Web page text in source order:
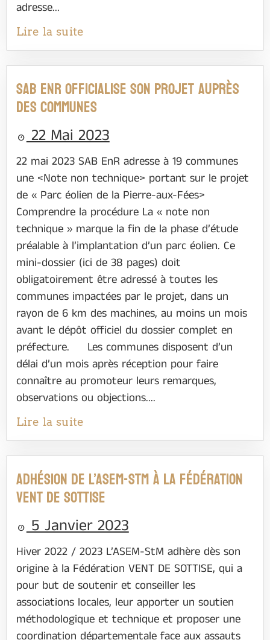
adresse...
Lire la suite
SAB ENR OFFICIALISE SON PROJET AUPRÈS
DES COMMUNES
22 Mai 2023
22 mai 2023 SAB EnR adresse à 19 communes
une <Note non technique> portant sur le projet
de « Parc éolien de la Pierre-aux-Fées>
Comprendre la procédure La « note non
technique » marque la fin de la phase d’étude
préalable à l’implantation d’un parc éolien. Ce
mini-dossier (ici de 38 pages) doit
obligatoirement être adressé à toutes les
communes impactées par le projet, dans un
rayon de 6 km des machines, au moins un mois
avant le dépôt officiel du dossier complet en
préfecture. Les communes disposent d’un
délai d’un mois après réception pour faire
connaître au promoteur leurs remarques,
observations ou objections....
Lire la suite
Adhésion de l’ASEM-StM à la fédération
Vent de Sottise
5 Janvier 2023
Hiver 2022 / 2023 L’ASEM-StM adhère dès son
origine à la Fédération VENT DE SOTTISE, qui a
pour but de soutenir et conseiller les
associations locales, leur apporter un soutien
méthodologique et technique et proposer une